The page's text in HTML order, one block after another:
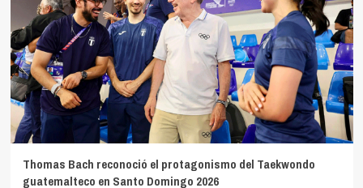
Thomas Bach reconoció el protagonismo del Taekwondo
guatemalteco en Santo Domingo 2026